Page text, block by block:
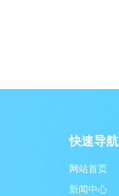
快速导航
网站首页
新闻中心